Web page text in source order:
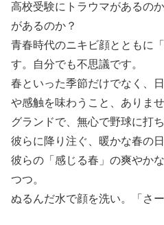
高校受験にトラウマがあるの
があるのか？
青春時代のニキビ顔とともに
す。自分でも不思議です。
春といった季節だけでなく、
や感触を味わうこと、ありま
グランドで、無心で野球に打
彼らに降り注ぐ、暖かな春の
彼らの「感じる春」の爽やか
つつ。
ぬるんだ水で顔を洗い。「さ
Ｇｏ